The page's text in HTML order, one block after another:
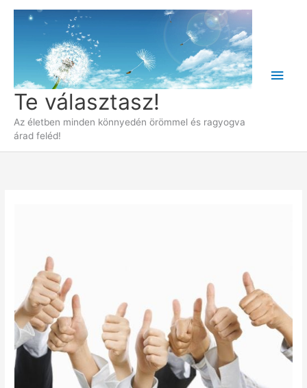
Skip
Te választasz!
Az életben minden könnyedén örömmel és ragyogva
árad feléd!
Main